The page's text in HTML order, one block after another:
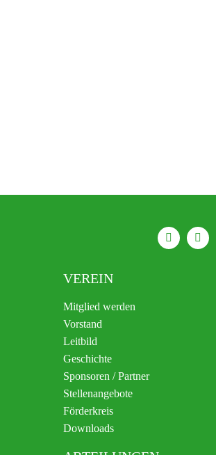
VEREIN
Mitglied werden
Vorstand
Leitbild
Geschichte
Sponsoren / Partner
Stellenangebote
Förderkreis
Downloads